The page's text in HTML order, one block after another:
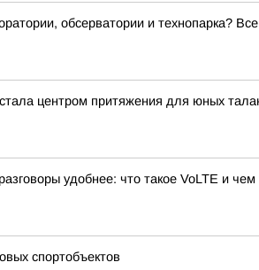
обсерватории и технопарка?
центром притяжения для юных
удобнее: что такое VoLTE и
спортобъектов